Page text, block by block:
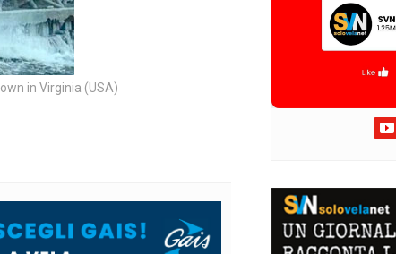
in Virginia (USA)